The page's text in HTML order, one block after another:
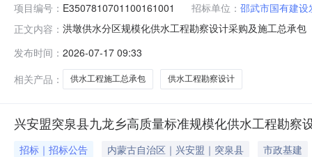
项目编号： E3507810701100161001 招标单位： 邵武市国有建
正文内容： 洪墩供水分区规模化供水工程勘察设计采购及施工总承
人员的补充说明招标文件第二章“第一节投标人须知前附
员中，
发布时间： 2026-07-17 09:33
相关产品：
供水工程施工总承包 供水工程勘察设计
兴安盟突泉县九龙乡高质量标准规模化供水工程勘察
招标｜招标公告 内蒙古自治区｜兴安盟｜突泉县
市政基建